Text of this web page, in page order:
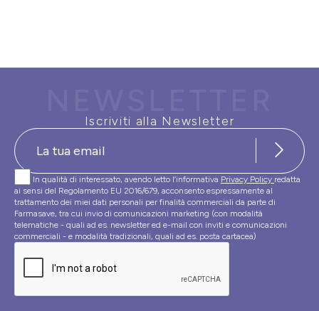
Iscriviti alla Newsletter
In qualità di interessato, avendo letto l’informativa Privacy Policy redatta
ai sensi del Regolamento EU 2016/679, acconsento espressamente al
trattamento dei miei dati personali per finalità commerciali da parte di
Farmasave, tra cui invio di comunicazioni marketing (con modalità
telematiche - quali ad es. newsletter ed e-mail con inviti e comunicazioni
commerciali - e modalità tradizionali, quali ad es. posta cartacea)